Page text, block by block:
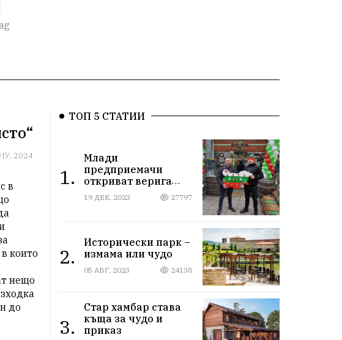
2024
в
които
нещо
до
ТОП 5 СТАТИИ
1.
Млади
предприемачи
откриват верига
магазини за
български стоки
19 ДЕК, 2023 27797
2.
Исторически парк –
измама или чудо
05 АВГ, 2023 24138
3.
Стар хамбар става
къща за чудо и
приказ